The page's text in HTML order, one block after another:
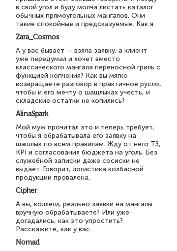
в свой угол и буду молча листать каталог
обычных прямоугольных мангалов. Они
такие спокойные и предсказуемые. Как я.
Zara_Cosmos
А у вас бывает — взяла заявку, а клиент
уже передумал и хочет вместо
классического мангала переносной гриль с
функцией копчения? Как вы мягко
возвращаете разговор в практичное русло,
чтобы и его мечту о шашлыках учесть, и
складские остатки не копились?
AlinaSpark
Мой муж прочитал это и теперь требует,
чтобы я обрабатывала его заявку на
шашлык по всем правилам. Жду от него ТЗ,
KPI и согласования бюджета на уголь. Без
служебной записки даже сосиски не
выдает. Говорит, логистика колбасной
продукции провалена.
Cipher
А вы, коллеги, реально заявки на мангалы
вручную обрабатываете? Или уже
догадались, как это упростить?
Расскажите, как у вас.
Nomad